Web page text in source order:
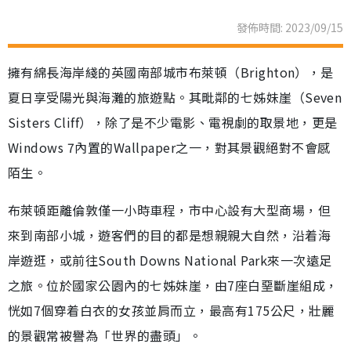
發佈時間: 2023/09/15
擁有綿長海岸綫的英國南部城市布萊頓（Brighton），是
夏日享受陽光與海灘的旅遊點。其毗鄰的七姊妹崖（Seven
Sisters Cliff），除了是不少電影、電視劇的取景地，更是
Windows 7內置的Wallpaper之一，對其景觀絕對不會感
陌生。
布萊頓距離倫敦僅一小時車程，市中心設有大型商場，但
來到南部小城，遊客們的目的都是想親親大自然，沿着海
岸遊逛，或前往South Downs National Park來一次遠足
之旅。位於國家公園內的七姊妹崖，由7座白堊斷崖組成，
恍如7個穿着白衣的女孩並肩而立，最高有175公尺，壯麗
的景觀常被譽為「世界的盡頭」。